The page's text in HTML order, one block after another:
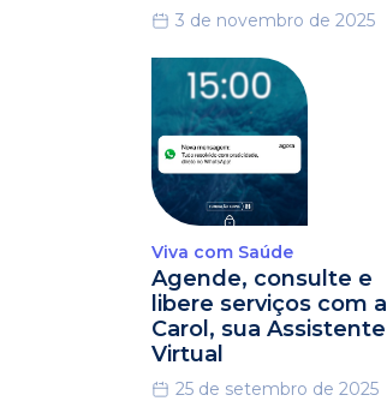
3 de novembro de 2025
Viva com Saúde
Agende, consulte e
libere serviços com a
Carol, sua Assistente
Virtual
25 de setembro de 2025